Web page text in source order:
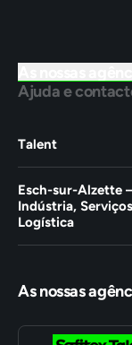
Ajuda e
Talent
Esch-sur-Alzette –
Indústria,
Logística
As nossas